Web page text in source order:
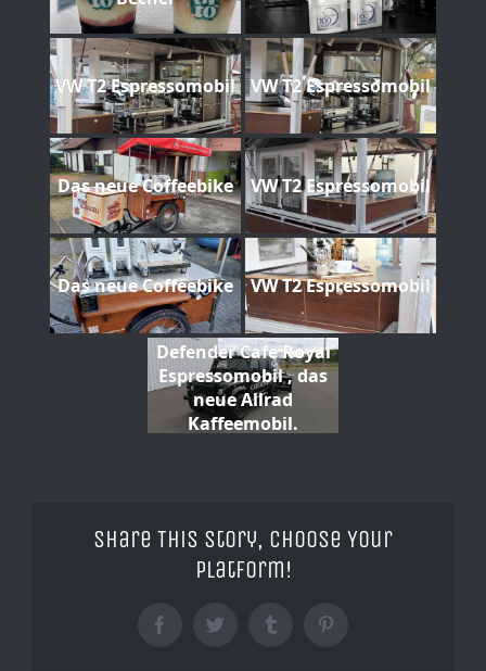
VW T2 Espressomobil VW T2 Espressomobil
Das neue Coffeebike VW T2 Espressomobil
Das neue Coffeebike VW T2 Espressomobil
Defender Cafe Royal
Espressomobil , das
neue Allrad
Kaffeemobil.
Share This Story, Choose Your
Platform!
FacebookTwitter TumblrPinterest